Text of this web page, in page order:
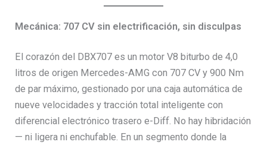
Mecánica: 707 CV sin electrificación, sin disculpas
El corazón del DBX707 es un motor V8 biturbo de 4,0
litros de origen Mercedes-AMG con 707 CV y 900 Nm
de par máximo, gestionado por una caja automática de
nueve velocidades y tracción total inteligente con
diferencial electrónico trasero e-Diff. No hay hibridación
— ni ligera ni enchufable. En un segmento donde la